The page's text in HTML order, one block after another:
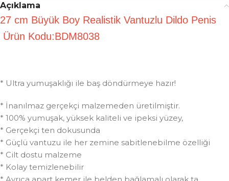
Açıklama
27 cm Büyük Boy Realistik Vantuzlu Dildo Penis
Ürün Kodu:BDM8038
* Ultra yumuşaklığı ile baş döndürmeye hazır!
* İnanılmaz gerçekçi malzemeden üretilmiştir.
* 100% yumuşak, yüksek kaliteli ve ipeksi yüzey,
* Gerçekçi ten dokusunda
* Güçlü vantuzu ile her zemine sabitlenebilme özelliği
* Cilt dostu malzeme
* Kolay temizlenebilir